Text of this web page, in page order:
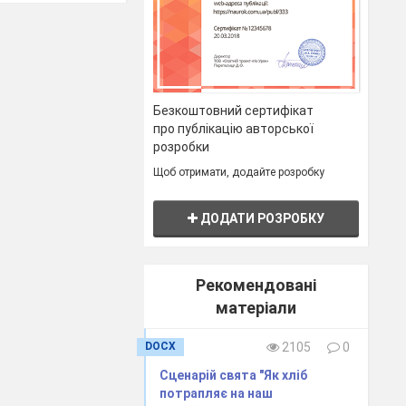
Безкоштовний сертифікат
про публікацію авторської
розробки
Щоб отримати, додайте розробку
ДОДАТИ РОЗРОБКУ
Рекомендовані
матеріали
DOCX 2105
0
Сценарій свята "Як хліб
потрапляє на наш